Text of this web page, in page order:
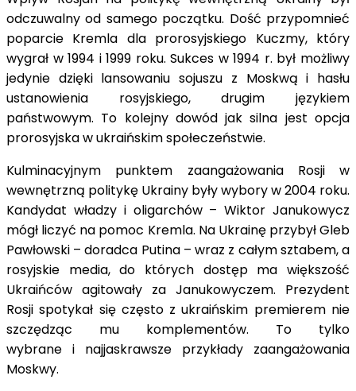
odczuwalny od samego początku. Dość przypomnieć
poparcie Kremla dla prorosyjskiego Kuczmy, który
wygrał w 1994 i 1999 roku. Sukces w 1994 r. był możliwy
jedynie dzięki lansowaniu sojuszu z Moskwą i hasłu
ustanowienia rosyjskiego, drugim językiem
państwowym. To kolejny dowód jak silna jest opcja
prorosyjska w ukraińskim społeczeństwie.
Kulminacyjnym punktem zaangażowania Rosji w
wewnętrzną politykę Ukrainy były wybory w 2004 roku.
Kandydat władzy i oligarchów – Wiktor Janukowycz
mógł liczyć na pomoc Kremla. Na Ukrainę przybył Gleb
Pawłowski – doradca Putina – wraz z całym sztabem, a
rosyjskie media, do których dostęp ma większość
Ukraińców agitowały za Janukowyczem. Prezydent
Rosji spotykał się często z ukraińskim premierem nie
szczędząc mu komplementów. To tylko
wybrane i najjaskrawsze przykłady zaangażowania
Moskwy.